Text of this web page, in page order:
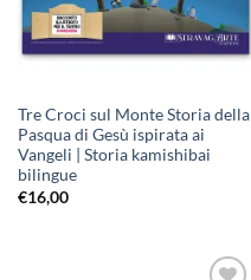
Tre Croci sul Monte Storia della
Pasqua di Gesù ispirata ai
Vangeli | Storia kamishibai
bilingue
€16,00